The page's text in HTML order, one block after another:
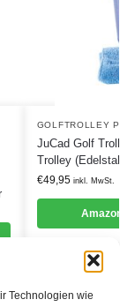
Technologien wie
GOLFTROLLEY
JuCad Golf
Trolley
€49,95 inkl. MwSt.